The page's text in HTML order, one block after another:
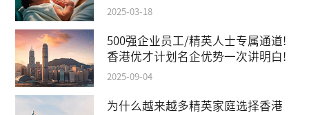
2025-03-18
500强企业员工/精英人士专属通道!
香港优才计划名企优势一次讲明白!
2025-09-04
为什么越来越多精英家庭选择香港